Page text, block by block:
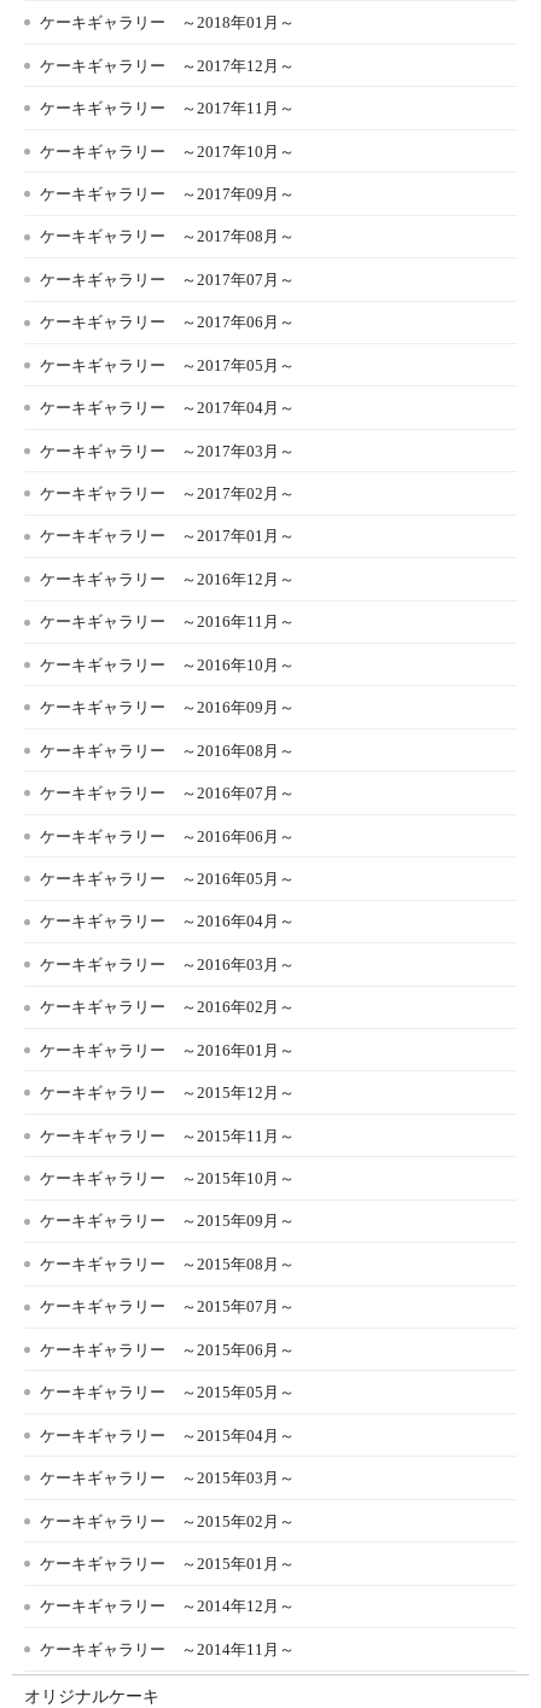
ケーキギャラリー ～2018年01月～
ケーキギャラリー ～2017年12月～
ケーキギャラリー ～2017年11月～
ケーキギャラリー ～2017年10月～
ケーキギャラリー ～2017年09月～
ケーキギャラリー ～2017年08月～
ケーキギャラリー ～2017年07月～
ケーキギャラリー ～2017年06月～
ケーキギャラリー ～2017年05月～
ケーキギャラリー ～2017年04月～
ケーキギャラリー ～2017年03月～
ケーキギャラリー ～2017年02月～
ケーキギャラリー ～2017年01月～
ケーキギャラリー ～2016年12月～
ケーキギャラリー ～2016年11月～
ケーキギャラリー ～2016年10月～
ケーキギャラリー ～2016年09月～
ケーキギャラリー ～2016年08月～
ケーキギャラリー ～2016年07月～
ケーキギャラリー ～2016年06月～
ケーキギャラリー ～2016年05月～
ケーキギャラリー ～2016年04月～
ケーキギャラリー ～2016年03月～
ケーキギャラリー ～2016年02月～
ケーキギャラリー ～2016年01月～
ケーキギャラリー ～2015年12月～
ケーキギャラリー ～2015年11月～
ケーキギャラリー ～2015年10月～
ケーキギャラリー ～2015年09月～
ケーキギャラリー ～2015年08月～
ケーキギャラリー ～2015年07月～
ケーキギャラリー ～2015年06月～
ケーキギャラリー ～2015年05月～
ケーキギャラリー ～2015年04月～
ケーキギャラリー ～2015年03月～
ケーキギャラリー ～2015年02月～
ケーキギャラリー ～2015年01月～
ケーキギャラリー ～2014年12月～
ケーキギャラリー ～2014年11月～
オリジナルケーキ